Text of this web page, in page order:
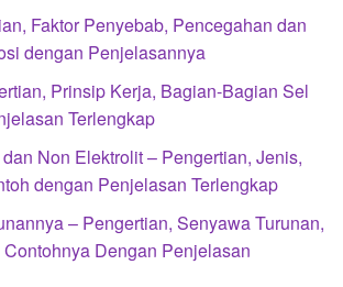
Faktor Penyebab, Pencegahan dan
dengan Penjelasannya
Prinsip Kerja, Bagian-Bagian Sel
Terlengkap
Non Elektrolit – Pengertian, Jenis,
dengan Penjelasan Terlengkap
– Pengertian, Senyawa Turunan,
Dengan Penjelasan